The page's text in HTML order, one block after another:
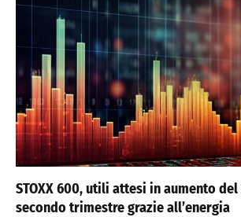
STOXX 600, utili attesi in aumento del
secondo trimestre grazie all’energia